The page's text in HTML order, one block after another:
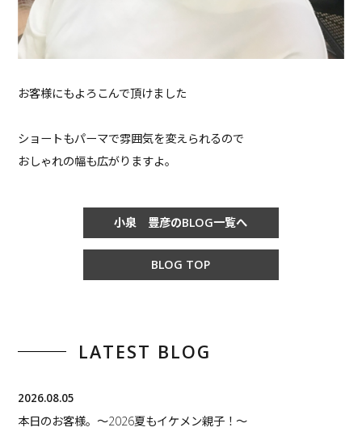
お客様にもよろこんで頂けました
ショートもパーマで雰囲気を変えられるので
おしゃれの幅も広がりますよ。
小泉 豊彦のBLOG一覧へ
BLOG TOP
LATEST BLOG
2026.08.05
本日のお客様。〜2026夏もイケメン親子！〜